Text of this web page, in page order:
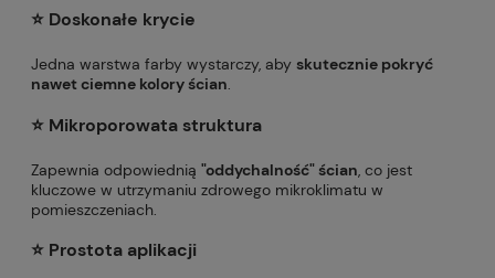
⭐️ Doskonałe krycie
Jedna warstwa farby wystarczy, aby skutecznie pokryć
nawet ciemne kolory ścian.
⭐️ Mikroporowata struktura
Zapewnia odpowiednią "oddychalność" ścian, co jest
kluczowe w utrzymaniu zdrowego mikroklimatu w
pomieszczeniach.
⭐️ Prostota aplikacji